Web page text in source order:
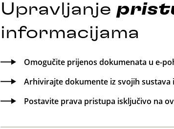
Upravljanje
informacijama
Omogučite prijenos dokumenata u e-
Arhivirajte dokumente iz svojih sustava
Postavite prava pristupa isključivo na